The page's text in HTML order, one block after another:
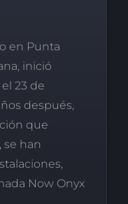
en Punta
inició
23 de
después,
que
han
Now Onyx